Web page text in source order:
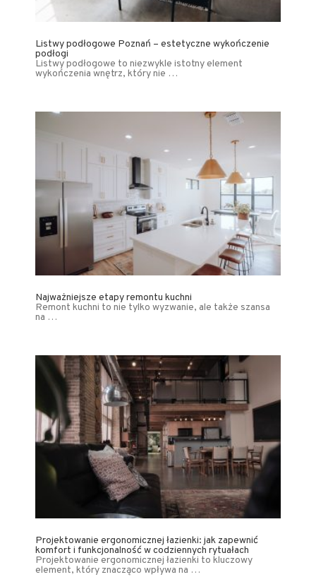
Listwy podłogowe Poznań – estetyczne wykończenie
podłogi
Listwy podłogowe to niezwykle istotny element
wykończenia wnętrz, który nie …
Najważniejsze etapy remontu kuchni
Remont kuchni to nie tylko wyzwanie, ale także szansa
na …
Projektowanie ergonomicznej łazienki: jak zapewnić
komfort i funkcjonalność w codziennych rytuałach
Projektowanie ergonomicznej łazienki to kluczowy
element, który znacząco wpływa na …